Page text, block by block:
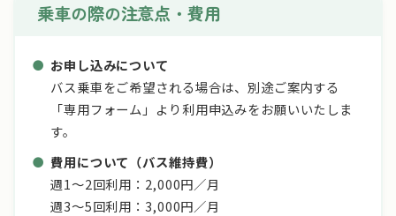
乗車の際の注意点・費用
お申し込みについて
バス乗車をご希望される場合は、別途ご案内する
「専用フォーム」より利用申込みをお願いいたしま
す。
費用について（バス維持費）
週1〜2回利用：2,000円／月
週3〜5回利用：3,000円／月